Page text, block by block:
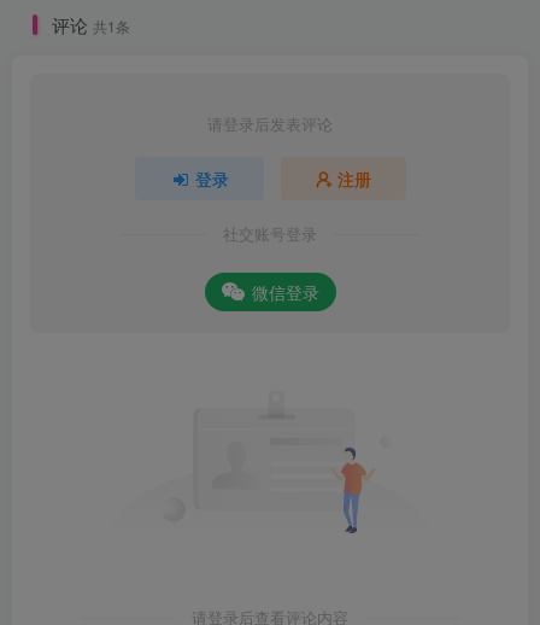
评论 共1条
请登录后发表评论
登录 注册
社交账号登录
微信登录
请登录后查看评论内容